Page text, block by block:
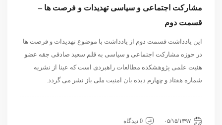
مشارکت اجتماعی و سیاسی تهدیدات و فرصت ها –
قسمت دوم
این یادداشت قسمت دوم از یادداشت با موضوع تهدیدات و فرصت ها
در حوزه مشارکت اجتماعی و سیاسی به قلم سعید صادقی جقه عضو
هئیت علمی پژوهشکده مطالعات راهبردی است که عینا از نشریه
شماره هفتاد و چهارم دیده بان امنیت ملی باز نشر می گردد.
۰۵/۱۵/۱۳۹۷
0 دیدگاه